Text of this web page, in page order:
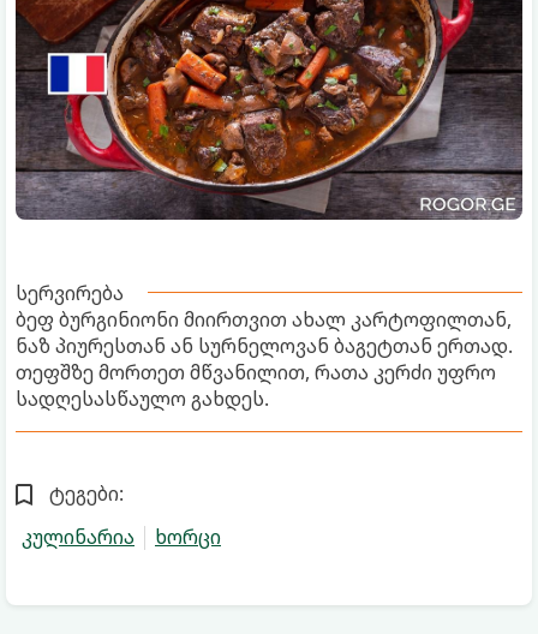
სერვირება
ბეფ ბურგინიონი მიირთვით ახალ კარტოფილთან,
ნაზ პიურესთან ან სურნელოვან ბაგეტთან ერთად.
თეფშზე მორთეთ მწვანილით, რათა კერძი უფრო
სადღესასწაულო გახდეს.
ტეგები:
კულინარია
ხორცი